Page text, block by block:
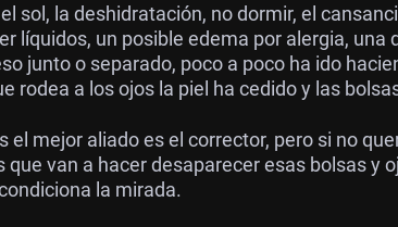
sol, la deshidratación, no dormir, el
líquidos, un posible edema por alergia, una
junto o separado, poco a poco ha ido
rodea a los ojos la piel ha cedido y las
el mejor aliado es el corrector, pero si no
van a hacer desaparecer esas bolsas y
la mirada.